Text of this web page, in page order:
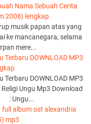
Nama Sebuah Cerita
2008) lengkap
musik papan atas yang
ke mancanegara, selama
mere...
Terbaru DOWNLOAD MP3
Terbaru DOWNLOAD MP3
Ungu Mp3 Download
: Ungu...
album ost alexandria
mp3